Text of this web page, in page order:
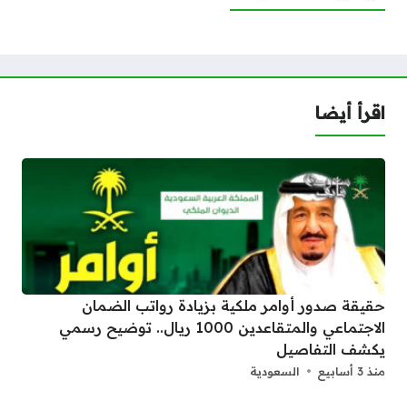
اقرأ أيضا
حقيقة صدور أوامر ملكية بزيادة رواتب الضمان
الاجتماعي والمتقاعدين 1000 ريال.. توضيح رسمي
يكشف التفاصيل
منذ 3 أسابيع السعودية